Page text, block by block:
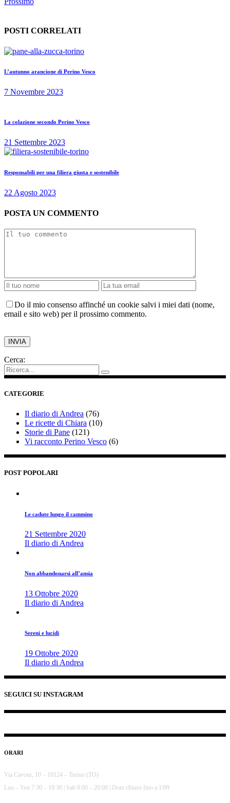
POSTI CORRELATI
L’autunno arancione di Perino Vesco
7 Novembre 2023
La colazione secondo Perino Vesco
21 Settembre 2023
Responsabili per una filiera giusta e sostenibile
22 Agosto 2023
POSTA UN COMMENTO
Do il mio consenso affinché un cookie salvi i miei dati (nome,
email e sito web) per il prossimo commento.
Cerca:
CATEGORIE
Il diario di Andrea (76)
Le ricette di Chiara (10)
Storie di Pane (121)
Vi racconto Perino Vesco (6)
POST POPOLARI
Le cadute lungo il cammino
21 Settembre 2020
Il diario di Andrea
Non abbandonarsi all’ansia
13 Ottobre 2020
Il diario di Andrea
Sereni e lucidi
19 Ottobre 2020
Il diario di Andrea
SEGUICI SU INSTAGRAM
ORARI
Via Cavour, 10 – 10124 – Torino (TO)
Lun – Ven 7:30 – 19:30 | Sab 8:00 – 20:00 | Dom chiuso fino a 1/09